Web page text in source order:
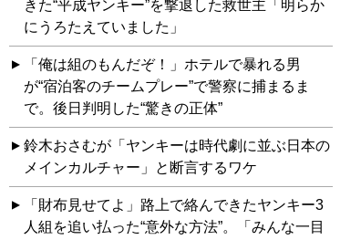
きた“平成ヤンキー”を撃退した救世主「明らか
にうろたえていました」
「俺は組のもんだぞ！」ホテルで暴れる男
が“宿泊客のチームプレー”で警察に捕まるま
で。後日判明した“驚きの正体”
鈴木おさむが「ヤンキーは時代劇に並ぶ日本の
メインカルチャー」と断言するワケ
「財布見せてよ」路上で絡んできたヤンキー3
人組を追い払った“意外な方法”。「みんな一目